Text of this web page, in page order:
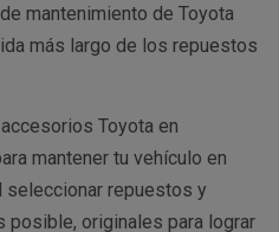
mantenimiento de Toyota
más largo de los repuestos
Toyota en
mantener tu vehículo en
repuestos y
posible, originales para lograr